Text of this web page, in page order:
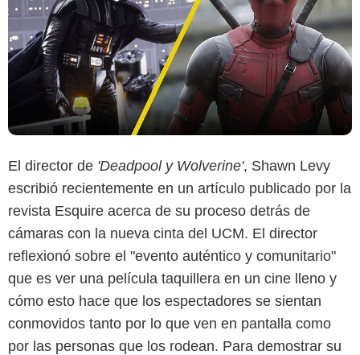
El director de 'Deadpool y Wolverine', Shawn Levy
escribió recientemente en un artículo publicado por la
revista Esquire acerca de su proceso detrás de
cámaras con la nueva cinta del UCM. El director
reflexionó sobre el "evento auténtico y comunitario"
que es ver una película taquillera en un cine lleno y
cómo esto hace que los espectadores se sientan
conmovidos tanto por lo que ven en pantalla como
por las personas que los rodean. Para demostrar su